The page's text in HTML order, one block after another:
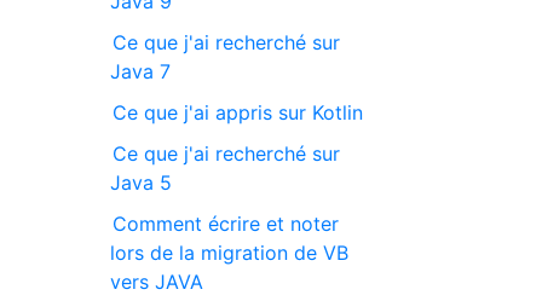
Ce que j'ai recherché sur
Java 7
Ce que j'ai appris sur Kotlin
Ce que j'ai recherché sur
Java 5
Comment écrire et noter
lors de la migration de VB
vers JAVA